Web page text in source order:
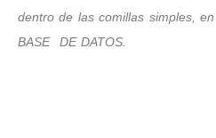
dentro de las comillas simples,
BASE DE DATOS.